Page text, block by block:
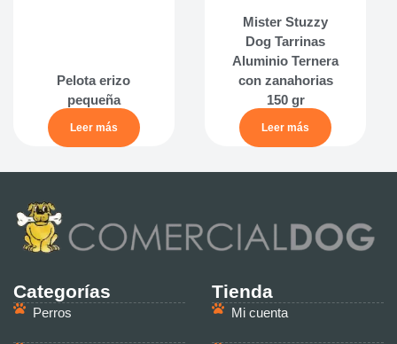
Pelota erizo
pequeña
Leer más
Mister Stuzzy
Dog Tarrinas
Aluminio Ternera
con zanahorias
150 gr
Leer más
Categorías
Perros
Tienda
Mi cuenta